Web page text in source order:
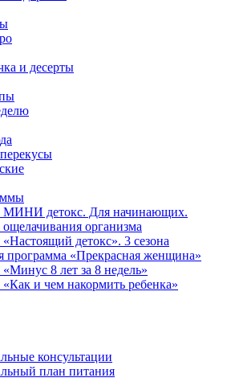
и десерты
МИНИ детокс. Для начинающих.
организма
детокс». 3 сезона
программа «Прекрасная женщина»
8 лет за 8 недель»
и чем накормить ребенка»
консультации
план питания